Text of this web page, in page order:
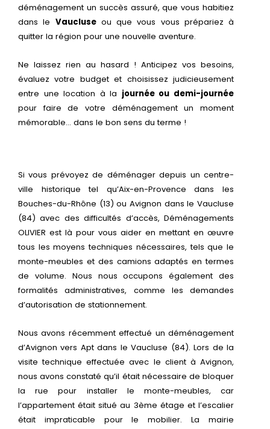
déménagement un succès assuré, que vous habitiez
dans le Vaucluseou que vous vous prépariez à
quitter la région pour une nouvelle aventure.
Ne laissez rien au hasard ! Anticipez vos besoins,
évaluez votre budget et choisissez judicieusement
entre une location à la journée ou demi-journée
pour faire de votre déménagement un moment
mémorable… dans le bon sens du terme !
Si vous prévoyez de déménager depuis un centre-
ville historique tel qu’Aix-en-Provence dans les
Bouches-du-Rhône (13) ou Avignon dans le Vaucluse
(84) avec des difficultés d’accès, Déménagements
OLIVIER est là pour vous aider en mettant en œuvre
tous les moyens techniques nécessaires, tels que le
monte-meubles et des camions adaptés en termes
de volume. Nous nous occupons également des
formalités administratives, comme les demandes
d’autorisation de stationnement.
Nous avons récemment effectué un déménagement
d’Avignon vers Apt dans le Vaucluse (84). Lors de la
visite technique effectuée avec le client à Avignon,
nous avons constaté qu’il était nécessaire de bloquer
la rue pour installer le monte-meubles, car
l’appartement était situé au 3ème étage et l’escalier
était impraticable pour le mobilier. La mairie